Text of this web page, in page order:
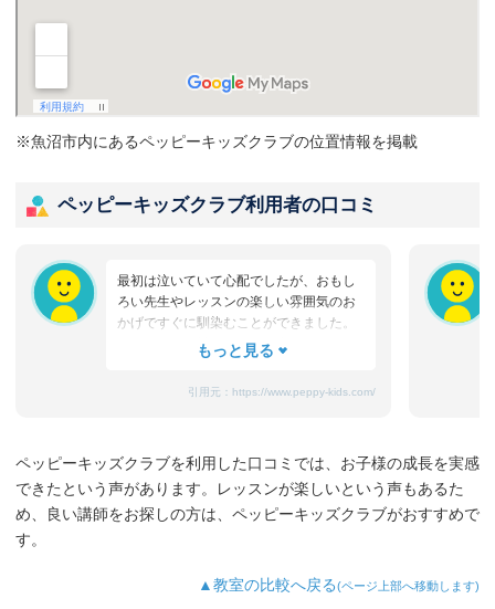
※魚沼市内にあるペッピーキッズクラブの位置情報を掲載
ペッピーキッズクラブ利用者の口コミ
最初は泣いていて心配でしたが、おもし
ろい先生やレッスンの楽しい雰囲気のお
かげですぐに馴染むことができました。
たまにママと離れるときに嫌がることも
れ、お迎えのときはいつも笑顔です。
3歳児を飽きさせない充実したレッスンだ
と思います。うちの子は特に歌やダンス
が好きなようで、よく「Hello～♪」と歌
ど、色んなものを英語で教えてくれるよ
うになり、英語が身についてきているの
引用元： https://www.peppy-kids.com/
ペッピーキッズクラブを利用した口コミでは、お子様の成長を実感
できたという声があります。レッスンが楽しいという声もあるた
め、良い講師をお探しの方は、ペッピーキッズクラブがおすすめで
す。
▲教室の比較へ戻る(ページ上部へ移動します)